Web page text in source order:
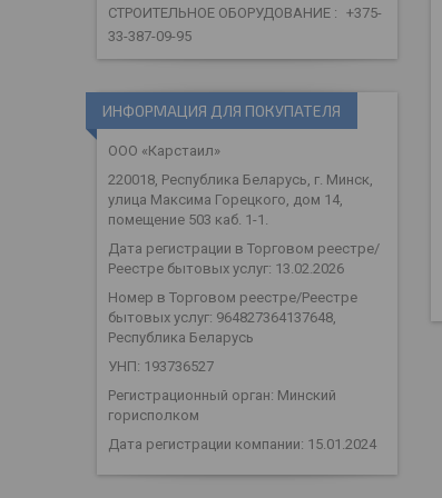
СТРОИТЕЛЬНОЕ ОБОРУДОВАНИЕ
+375-
33-387-09-95
ИНФОРМАЦИЯ ДЛЯ ПОКУПАТЕЛЯ
ООО «Карстаил»
220018, Республика Беларусь, г. Минск,
улица Максима Горецкого, дом 14,
помещение 503 каб. 1-1.
Дата регистрации в Торговом реестре/
Реестре бытовых услуг: 13.02.2026
Номер в Торговом реестре/Реестре
бытовых услуг: 964827364137648,
Республика Беларусь
УНП: 193736527
Регистрационный орган: Минский
горисполком
Дата регистрации компании: 15.01.2024